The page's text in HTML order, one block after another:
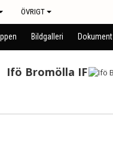
ÖVRIGT
Bildgalleri Dokument
Ifö Bromölla IF